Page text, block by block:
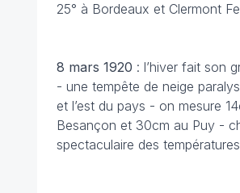
25° à Bordeaux et Clermont
8 mars 1920 : l’hiver fait son
- une tempête de neige
et l’est du pays - on mesure
Besançon et 30cm au Puy -
spectaculaire des